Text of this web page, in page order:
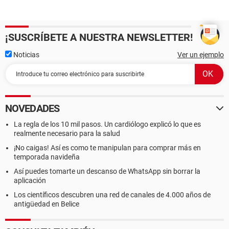
¡SUSCRÍBETE A NUESTRA NEWSLETTER!
Noticias Ver un ejemplo
NOVEDADES
La regla de los 10 mil pasos. Un cardiólogo explicó lo que es
realmente necesario para la salud
¡No caigas! Así es como te manipulan para comprar más en
temporada navideña
Así puedes tomarte un descanso de WhatsApp sin borrar la
aplicación
Los científicos descubren una red de canales de 4.000 años de
antigüedad en Belice